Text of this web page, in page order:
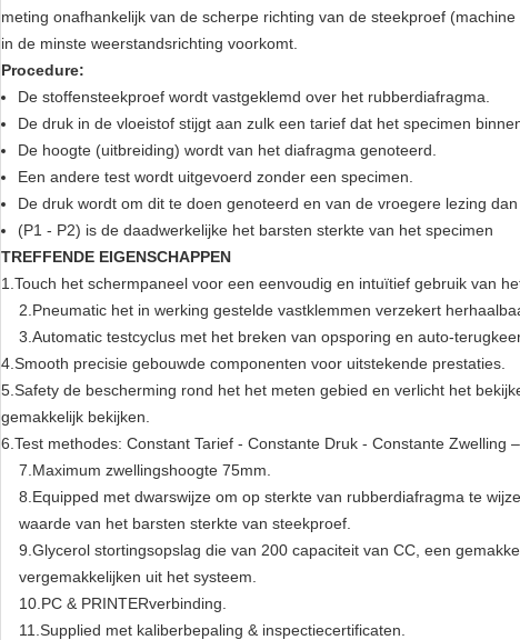
meting onafhankelijk van de scherpe richting van de steekproef
in de minste weerstandsrichting voorkomt.
Procedure:
De stoffensteekproef wordt vastgeklemd over het rubberdiafragma.
De druk in de vloeistof stijgt aan zulk een tarief dat het specimen
De hoogte (uitbreiding) wordt van het diafragma genoteerd.
Een andere test wordt uitgevoerd zonder een specimen.
De druk wordt om dit te doen genoteerd en van de vroegere lezing dan
(P1 - P2) is de daadwerkelijke het barsten sterkte van het specimen
TREFFENDE EIGENSCHAPPEN
1.Touch het schermpaneel voor een eenvoudig en intuïtief gebruik van
2.Pneumatic het in werking gestelde vastklemmen verzekert
3.Automatic testcyclus met het breken van opsporing en auto-
4.Smooth precisie gebouwde componenten voor uitstekende prestaties.
5.Safety de bescherming rond het het meten gebied en verlicht het
gemakkelijk bekijken.
6.Test methodes: Constant Tarief - Constante Druk - Constante Zwelling
7.Maximum zwellingshoogte 75mm.
8.Equipped met dwarswijze om op sterkte van rubberdiafragma te
waarde van het barsten sterkte van steekproef.
9.Glycerol stortingsopslag die van 200 capaciteit van CC, een
vergemakkelijken uit het systeem.
10.PC & PRINTERverbinding.
11.Supplied met kaliberbepaling & inspectiecertificaten.